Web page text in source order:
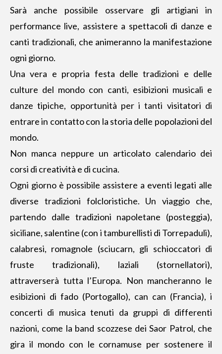
Sarà anche possibile osservare gli artigiani in
performance live, assistere a spettacoli di danze e
canti tradizionali, che animeranno la manifestazione
ogni giorno.
Una vera e propria festa delle tradizioni e delle
culture del mondo con canti, esibizioni musicali e
danze tipiche, opportunità per i tanti visitatori di
entrare in contatto con la storia delle popolazioni del
mondo.
Non manca neppure un articolato calendario dei
corsi di creatività e di cucina.
Ogni giorno è possibile assistere a eventi legati alle
diverse tradizioni folcloristiche. Un viaggio che,
partendo dalle tradizioni napoletane (posteggia),
siciliane, salentine (con i tamburellisti di Torrepaduli),
calabresi, romagnole (sciucarn, gli schioccatori di
fruste tradizionali), laziali (stornellatori),
attraverserà tutta l’Europa. Non mancheranno le
esibizioni di fado (Portogallo), can can (Francia), i
concerti di musica tenuti da gruppi di differenti
nazioni, come la band scozzese dei Saor Patrol, che
gira il mondo con le cornamuse per sostenere il